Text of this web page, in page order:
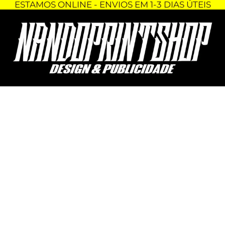
Skip
content
ESTAMOS ONLINE - ENVIOS EM 1-3 DIAS ÚTEIS
Quantidade
de
PORTA-
CHAVES
-
BLIZZARD